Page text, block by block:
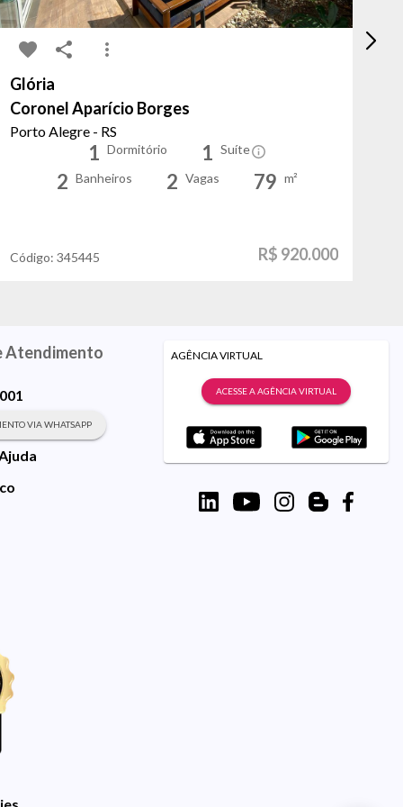
Glória
Coronel Aparício Borges
Porto Alegre - RS
1 Dormitório 1 Suíte
2 Banheiros 2 Vagas 79 m²
Código: 345445 R$ 920.000
Atendimento
VIA WHATSAPP
AGÊNCIA VIRTUAL
ACESSE A AGÊNCIA VIRTUAL